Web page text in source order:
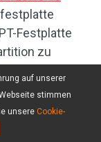
Festplatte
zu
der
als Backup,
auf unserer
stimmen
unsere Cookie-